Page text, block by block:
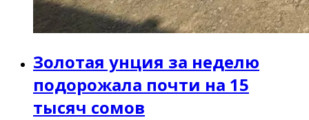
Золотая унция за неделю
подорожала почти на 15
тысяч сомов